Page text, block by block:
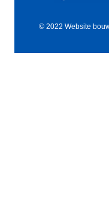
© 2022 Website